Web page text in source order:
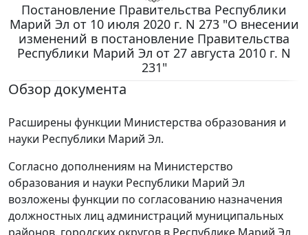
Постановление Правительства Республики
Марий Эл от 10 июля 2020 г. N 273 "О внесении
изменений в постановление Правительства
Республики Марий Эл от 27 августа 2010 г. N
231"
Обзор документа
Расширены функции Министерства образования и
науки Республики Марий Эл.
Согласно дополнениям на Министерство
образования и науки Республики Марий Эл
возложены функции по согласованию назначения
должностных лиц администраций муниципальных